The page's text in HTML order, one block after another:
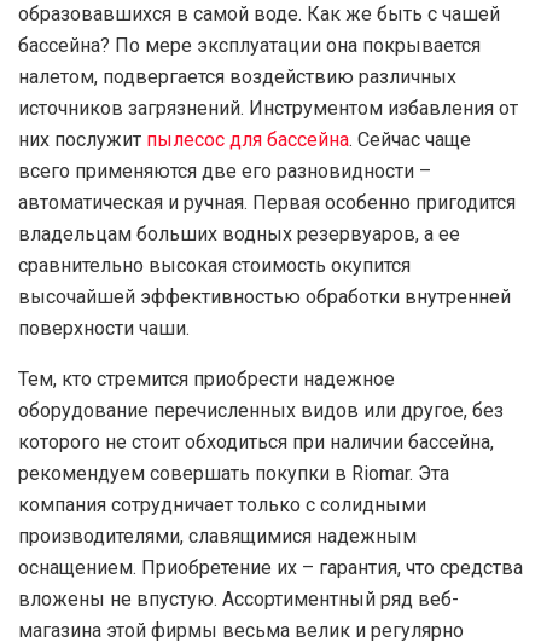
образовавшихся в самой воде. Как же быть с чашей
бассейна? По мере эксплуатации она покрывается
налетом, подвергается воздействию различных
источников загрязнений. Инструментом избавления от
них послужит пылесос для бассейна. Сейчас чаще
всего применяются две его разновидности –
автоматическая и ручная. Первая особенно пригодится
владельцам больших водных резервуаров, а ее
сравнительно высокая стоимость окупится
высочайшей эффективностью обработки внутренней
поверхности чаши.
Тем, кто стремится приобрести надежное
оборудование перечисленных видов или другое, без
которого не стоит обходиться при наличии бассейна,
рекомендуем совершать покупки в Riomar. Эта
компания сотрудничает только с солидными
производителями, славящимися надежным
оснащением. Приобретение их – гарантия, что средства
вложены не впустую. Ассортиментный ряд веб-
магазина этой фирмы весьма велик и регулярно